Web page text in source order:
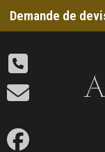
Demande de